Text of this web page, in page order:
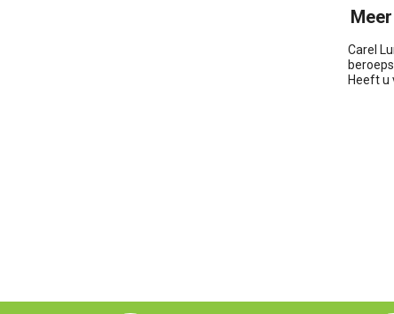
Carel
Heeft u